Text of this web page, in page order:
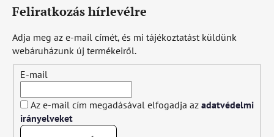
Feliratkozás hírlevélre
Adja meg az e-mail címét, és mi tájékoztatást küldünk
webáruházunk új termékeiről.
E-mail
Az e-mail cím megadásával elfogadja az adatvédelmi
irányelveket